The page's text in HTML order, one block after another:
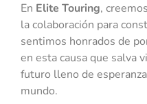
En Elite Touring,
la colaboración para
sentimos honrados de
en esta causa que salva
futuro lleno de
mundo.